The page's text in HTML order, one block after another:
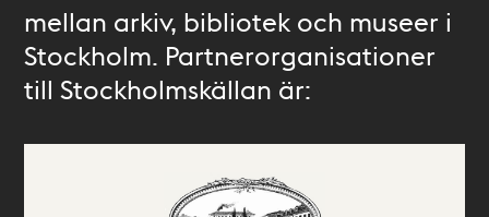
mellan arkiv, bibliotek och museer i
Stockholm. Partnerorganisationer
till Stockholmskällan är: